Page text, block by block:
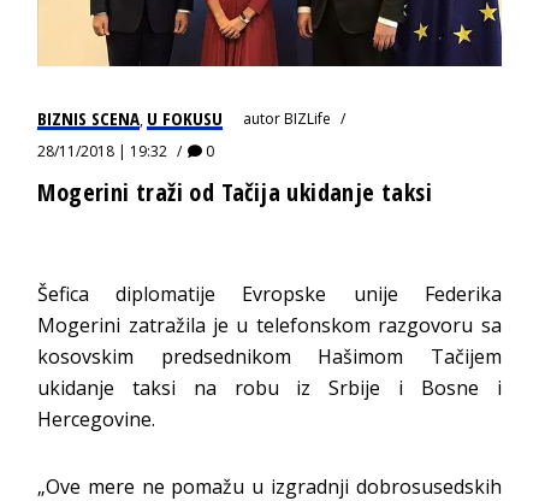
BIZNIS SCENA, U FOKUSU autorBIZLife
28/11/2018 | 19:32
0
Mogerini traži od Tačija ukidanje taksi
Šefica diplomatije Evropske unije Federika
Mogerini zatražila je u telefonskom razgovoru sa
kosovskim predsednikom Hašimom Tačijem
ukidanje taksi na robu iz Srbije i Bosne i
Hercegovine.
„Ove mere ne pomažu u izgradnji dobrosusedskih